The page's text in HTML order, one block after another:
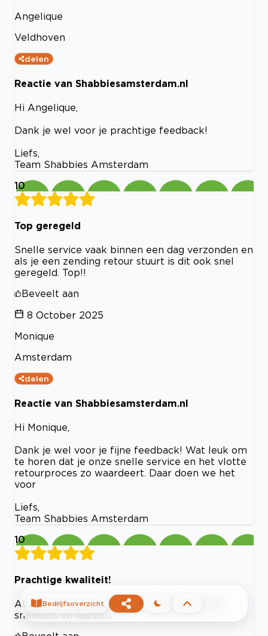
Angelique
Veldhoven
delen
Reactie van Shabbiesamsterdam.nl
Hi Angelique,
Dank je wel voor je prachtige feedback!
Liefs,
Team Shabbies Amsterdam
10
Top geregeld
Snelle service vaak binnen een dag verzonden en
als je een zending retour stuurt is dit ook snel
geregeld. Top!!
Beveelt aan
8 October 2025
Monique
Amsterdam
delen
Reactie van Shabbiesamsterdam.nl
Hi Monique,
Dank je wel voor je fijne feedback! Wat leuk om
te horen dat je onze snelle service en het vlotte
retourproces zo waardeert. Daar doen we het
voor
Liefs,
Team Shabbies Amsterdam
10
Prachtige kwaliteit!
Altijd blij met de kwaliteit van de schoenen,
sneakers en laarzen.
Bedrijfsoverzicht